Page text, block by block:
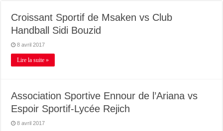
Croissant Sportif de Msaken vs Club
Handball Sidi Bouzid
8 avril 2017
Lire la suite »
Association Sportive Ennour de l’Ariana vs
Espoir Sportif-Lycée Rejich
8 avril 2017